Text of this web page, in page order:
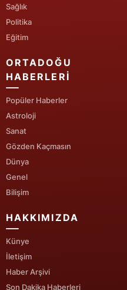
Sağlık
Politika
Eğitim
ORTADOĞU
HABERLERI
Popüler Haberler
Astroloji
Sanat
Gözden Kaçmasın
Dünya
Genel
Bilişim
HAKKIMIZDA
Künye
İletişim
Haber Arşivi
Son Dakika Haberleri